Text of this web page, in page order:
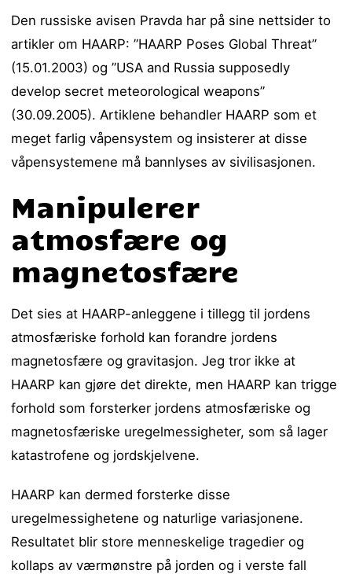
Den russiske avisen Pravda har på sine nettsider to
artikler om HAARP: ”HAARP Poses Global Threat”
(15.01.2003) og ”USA and Russia supposedly
develop secret meteorological weapons”
(30.09.2005). Artiklene behandler HAARP som et
meget farlig våpensystem og insisterer at disse
våpensystemene må bannlyses av sivilisasjonen.
Manipulerer
atmosfære og
magnetosfære
Det sies at HAARP-anleggene i tillegg til jordens
atmosfæriske forhold kan forandre jordens
magnetosfære og gravitasjon. Jeg tror ikke at
HAARP kan gjøre det direkte, men HAARP kan trigge
forhold som forsterker jordens atmosfæriske og
magnetosfæriske uregelmessigheter, som så lager
katastrofene og jordskjelvene.
HAARP kan dermed forsterke disse
uregelmessighetene og naturlige variasjonene.
Resultatet blir store menneskelige tragedier og
kollaps av værmønstre på jorden og i verste fall